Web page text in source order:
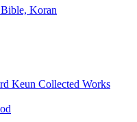
Koran
Keun Collected Works